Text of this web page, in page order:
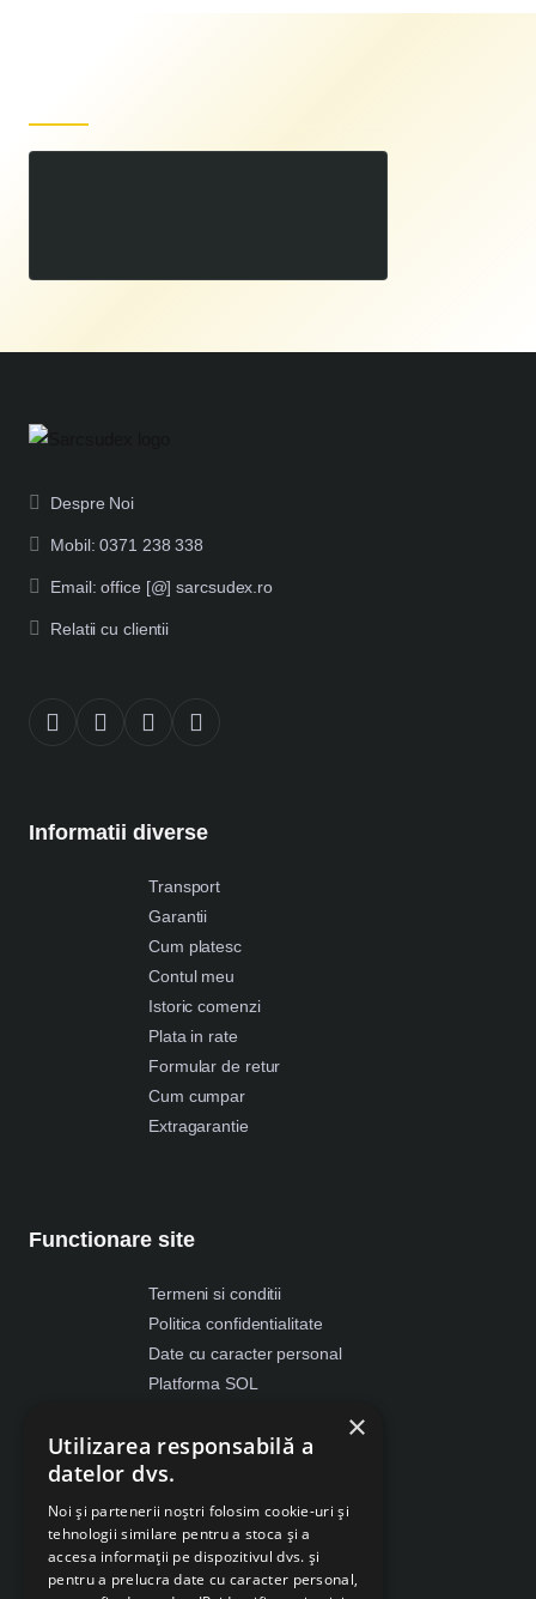
Despre Noi
Mobil: 0371 238 338
Email: office [@] sarcsudex.ro
Relatii cu clientii
Informatii diverse
Transport
Garantii
Cum platesc
Contul meu
Istoric comenzi
Plata in rate
Formular de retur
Cum cumpar
Extragarantie
Functionare site
Termeni si conditii
Politica confidentialitate
Date cu caracter personal
Platforma SOL
Despre Cookies
Retragere din contract
×
Utilizarea responsabilă a
datelor dvs.
Noi și partenerii noștri folosim cookie-uri și
tehnologii similare pentru a stoca și a
accesa informații pe dispozitivul dvs. și
pentru a prelucra date cu caracter personal,